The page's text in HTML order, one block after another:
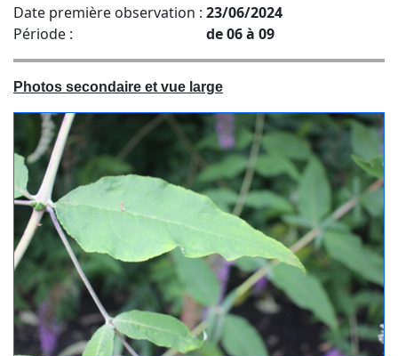
Date première observation : 23/06/2024
Période :
de 06 à 09
Photos secondaire et vue large